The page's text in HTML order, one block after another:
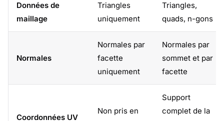
Données de
maillage
Triangles
uniquement
Triangles,
quads, n-gons
Normales
Normales par
facette
uniquement
Normales par
sommet et par
facette
Coordonnées UV
Non pris en
Support
complet de la